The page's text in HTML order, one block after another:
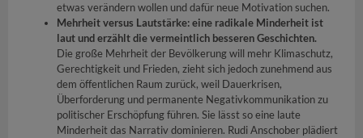
etwas verändern wollen und dafür neue Motivation suchen.
Mehrheit versus Lautstärke: eine radikale Minderheit ist
laut und erzählt die vermeintlich besseren Geschichten.
Die große Mehrheit der Bevölkerung will mehr Klimaschutz,
Gerechtigkeit und Frieden, zieht sich jedoch zunehmend aus
dem öffentlichen Raum zurück, weil Dauerkrisen,
Überforderung und permanente Negativkommunikation zu
politischer Erschöpfung führen. Sie lässt so eine laute
Minderheit das Narrativ dominieren. Rudi Anschober plädiert